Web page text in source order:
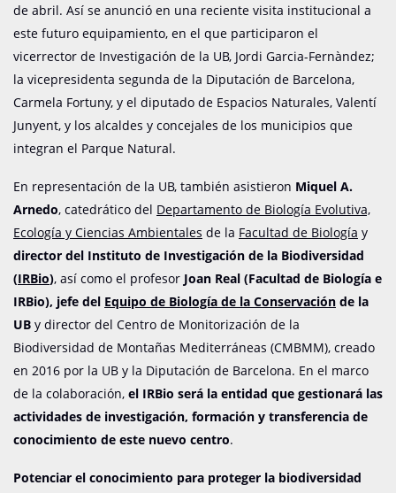
de abril. Así se anunció en una reciente visita institucional a
este futuro equipamiento, en el que participaron el
vicerrector de Investigación de la UB, Jordi Garcia-Fernàndez;
la vicepresidenta segunda de la Diputación de Barcelona,
Carmela Fortuny, y el diputado de Espacios Naturales, Valentí
Junyent, y los alcaldes y concejales de los municipios que
integran el Parque Natural.
En representación de la UB, también asistieron Miquel A.
Arnedo, catedrático del Departamento de Biología Evolutiva,
Ecología y Ciencias Ambientales de la Facultad de Biología y
director del Instituto de Investigación de la Biodiversidad
(IRBio), así como el profesor Joan Real (Facultad de Biología e
IRBio), jefe del Equipo de Biología de la Conservación de la
UB y director del Centro de Monitorización de la
Biodiversidad de Montañas Mediterráneas (CMBMM), creado
en 2016 por la UB y la Diputación de Barcelona. En el marco
de la colaboración, el IRBio será la entidad que gestionará las
actividades de investigación, formación y transferencia de
conocimiento de este nuevo centro.
Potenciar el conocimiento para proteger la biodiversidad